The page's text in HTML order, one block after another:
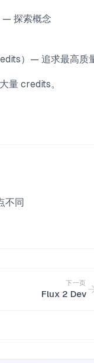
— 探索概念
）— 追求最高质
量 credits。
不同
下一页
Flux 2 Dev